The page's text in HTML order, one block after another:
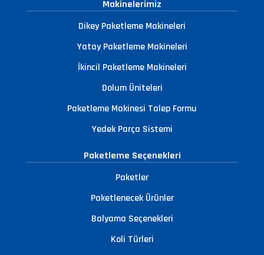
Makinelerimiz
Dikey Paketleme Makineleri
Yatay Paketleme Makineleri
İkincil Paketleme Makineleri
Dolum Üniteleri
Paketleme Makinesi Talep Formu
Yedek Parça Sistemi
Paketleme Seçenekleri
Paketler
Paketlenecek Ürünler
Balyama Seçenekleri
Koli Türleri